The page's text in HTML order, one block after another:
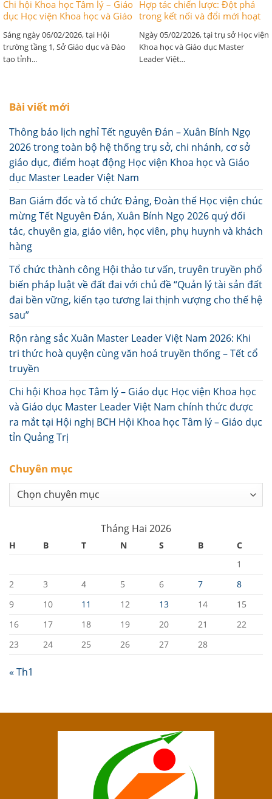
Chi hội Khoa học Tâm lý – Giáo
dục Học viện Khoa học và Giáo
chính thức được ra mắt tại Hội
nghị BCH Hội Khoa học Tâm lý
– Giáo dục tỉn Quảng Trị
Sáng ngày 06/02/2026, tại Hội
trường tầng 1, Sở Giáo dục và Đào
tạo tỉnh...
Hợp tác chiến lược: Đột phá
trong kết nối và đổi mới hoạt
trên địa bàn tỉnh Quảng Trị
Ngày 05/02/2026, tại trụ sở Học viện
Khoa học và Giáo dục Master
Leader Việt...
Bài viết mới
Thông báo lịch nghỉ Tết nguyên Đán – Xuân Bính Ngọ
2026 trong toàn bộ hệ thống trụ sở, chi nhánh, cơ sở
giáo dục, điểm hoạt động Học viện Khoa học và Giáo
dục Master Leader Việt Nam
Ban Giám đốc và tổ chức Đảng, Đoàn thể Học viện chúc
mừng Tết Nguyên Đán, Xuân Bính Ngọ 2026 quý đối
tác, chuyên gia, giáo viên, học viên, phụ huynh và khách
hàng
Tổ chức thành công Hội thảo tư vấn, truyên truyền phổ
biến pháp luật về đất đai với chủ đề “Quản lý tài sản đất
đai bền vững, kiến tạo tương lai thịnh vượng cho thế hệ
sau”
Rộn ràng sắc Xuân Master Leader Việt Nam 2026: Khi
tri thức hoà quyện cùng văn hoá truyền thống – Tết cổ
truyền
Chi hội Khoa học Tâm lý – Giáo dục Học viện Khoa học
và Giáo dục Master Leader Việt Nam chính thức được
ra mắt tại Hội nghị BCH Hội Khoa học Tâm lý – Giáo dục
tỉn Quảng Trị
Chuyên mục
Chuyên
mục
Tháng Hai 2026
H B T N S B
C
1
2
3 4 5 6 7
8
9
10 11 12 13 14
15
16
17 18 19 20 21
22
23
24 25 26 27 28
« Th1